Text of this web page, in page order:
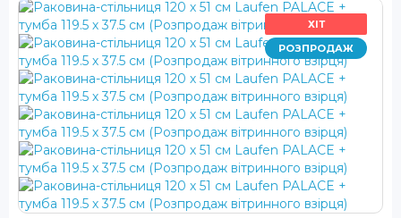
ХІТ
РОЗПРОДАЖ